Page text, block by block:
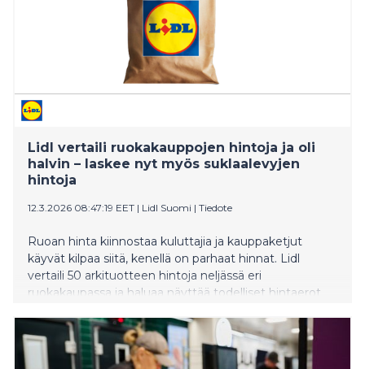
Lidl vertaili ruokakauppojen hintoja ja oli
halvin – laskee nyt myös suklaalevyjen
hintoja
12.3.2026 08:47:19 EET | Lidl Suomi | Tiedote
Ruoan hinta kiinnostaa kuluttajia ja kauppaketjut
käyvät kilpaa siitä, kenellä on parhaat hinnat. Lidl
vertaili 50 arkituotteen hintoja neljässä eri
ruokakaupassa ja haluaa näyttää todelliset hintaerot
kuudessa kaupungissa – parhaimmillaan eroa oli jopa
26 % prosenttia kilpailijan kauppaan. Lidl on viime
kuukausina laskenut hintoja eri tuoteryhmissä, ja nyt